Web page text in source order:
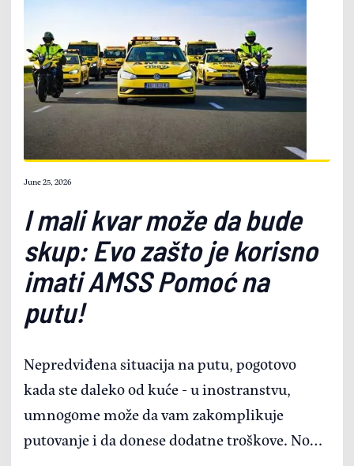
June 25, 2026
I mali kvar može da bude
skup: Evo zašto je korisno
imati AMSS Pomoć na
putu!
Nepredviđena situacija na putu, pogotovo
kada ste daleko od kuće - u inostranstvu,
umnogome može da vam zakomplikuje
putovanje i da donese dodatne troškove. Non-